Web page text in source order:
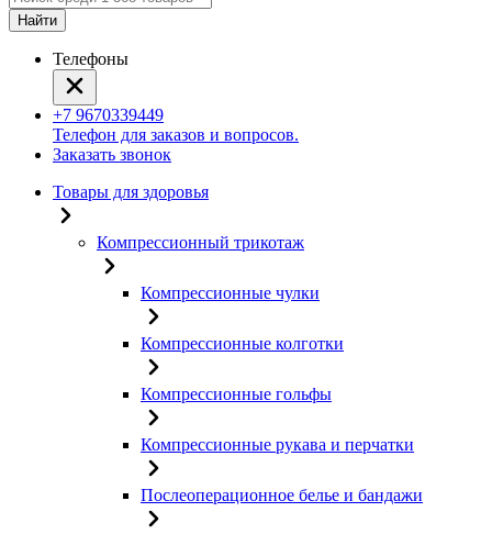
Найти
Телефоны
+7 9670339449
Телефон для заказов и вопросов.
Заказать звонок
Товары для здоровья
Компрессионный трикотаж
Компрессионные чулки
Компрессионные колготки
Компрессионные гольфы
Компрессионные рукава и перчатки
Послеоперационное белье и бандажи